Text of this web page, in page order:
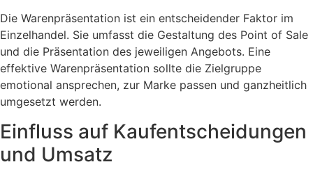
Die Warenpräsentation ist ein entscheidender Faktor im
Einzelhandel. Sie umfasst die Gestaltung des Point of Sale
und die Präsentation des jeweiligen Angebots. Eine
effektive Warenpräsentation sollte die Zielgruppe
emotional ansprechen, zur Marke passen und ganzheitlich
umgesetzt werden.
Einfluss auf Kaufentscheidungen
und Umsatz